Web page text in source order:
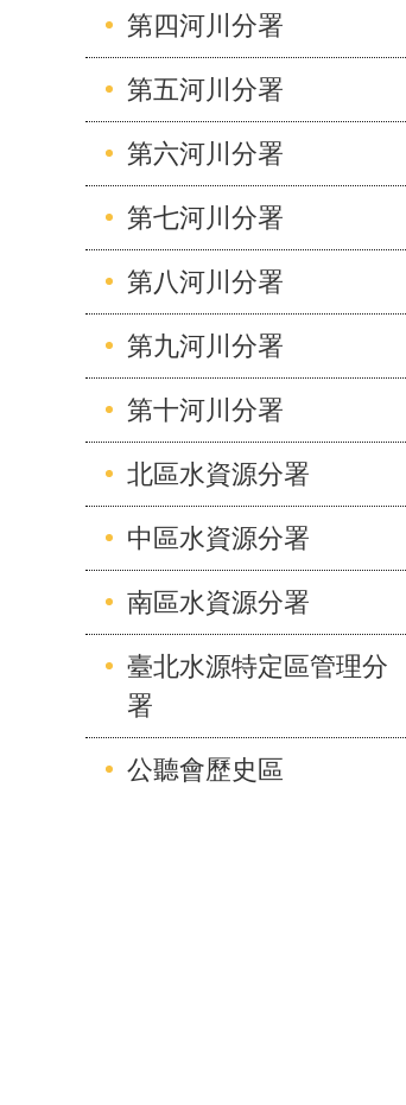
第四河川分署
第五河川分署
第六河川分署
第七河川分署
第八河川分署
第九河川分署
第十河川分署
北區水資源分署
中區水資源分署
南區水資源分署
臺北水源特定區管理分
署
公聽會歷史區